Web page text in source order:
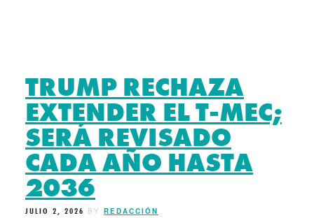
TRUMP RECHAZA
EXTENDER EL T-MEC;
SERÁ REVISADO
CADA AÑO HASTA
2036
JULIO 2, 2026 BY REDACCIÓN